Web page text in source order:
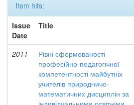
Item hits:
Issue
Date
Title
2011
Рівні сформованості
професійно-педагогічної
компетентності майбутніх
учителів природничо-
математичних дисциплін за